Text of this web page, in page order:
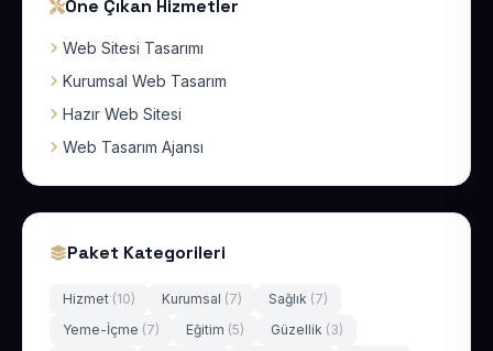
Öne Çıkan Hizmetler
Web Sitesi Tasarımı
Kurumsal Web Tasarım
Hazır Web Sitesi
Web Tasarım Ajansı
Paket Kategorileri
Hizmet (10) Kurumsal (7) Sağlık (7)
Yeme-İçme (7) Eğitim (5) Güzellik (3)